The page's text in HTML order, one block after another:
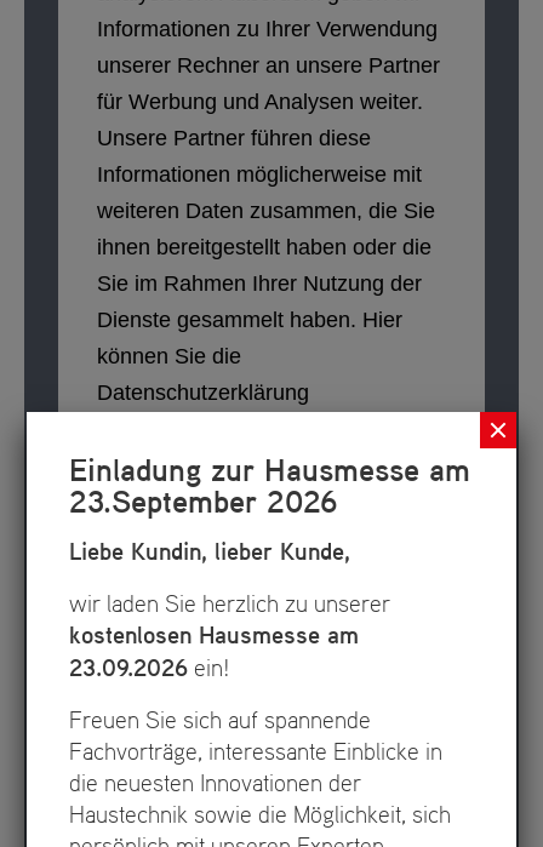
Einladung zur Hausmesse am
23.September 2026
Liebe Kundin, lieber Kunde,
wir laden Sie herzlich zu unserer
kostenlosen Hausmesse am
23.09.2026 ein!
Freuen Sie sich auf spannende
Fachvorträge, interessante Einblicke in
die neuesten Innovationen der
Haustechnik sowie die Möglichkeit, sich